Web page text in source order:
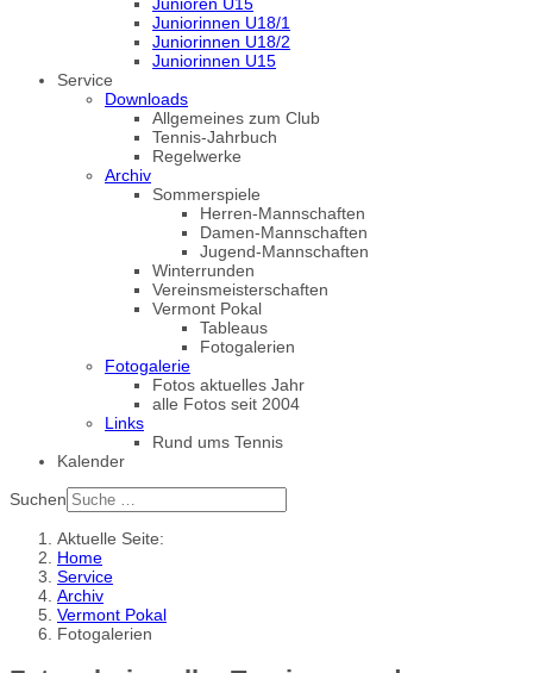
Juniorinnen U18/1
Juniorinnen U18/2
Juniorinnen U15
Service
Downloads
Allgemeines zum Club
Tennis-Jahrbuch
Regelwerke
Archiv
Sommerspiele
Herren-Mannschaften
Damen-Mannschaften
Jugend-Mannschaften
Winterrunden
Vereinsmeisterschaften
Vermont Pokal
Tableaus
Fotogalerien
Fotogalerie
Fotos aktuelles Jahr
alle Fotos seit 2004
Links
Rund ums Tennis
Kalender
Suchen
Aktuelle Seite:
Home
Service
Archiv
Vermont Pokal
Fotogalerien